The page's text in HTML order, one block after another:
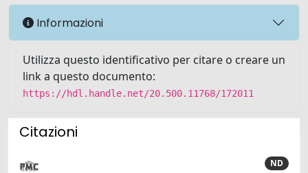
Informazioni
Utilizza questo identificativo per citare o creare un
link a questo documento:
https://hdl.handle.net/20.500.11768/172011
Citazioni
ND